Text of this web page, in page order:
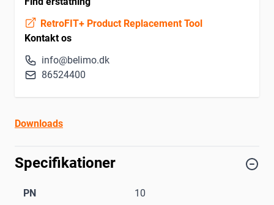
RetroFIT+ Product Replacement Tool
Kontakt os
info@belimo.dk
86524400
Downloads
Specifikationer
PN 10